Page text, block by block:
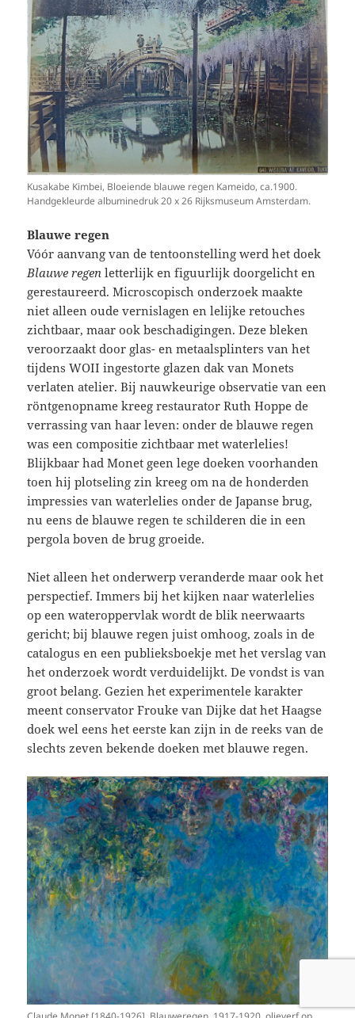
Kusakabe Kimbei, Bloeiende blauwe regen Kameido, ca.1900.
Handgekleurde albuminedruk 20 x 26 Rijksmuseum Amsterdam.
Blauwe regen
Vóór aanvang van de tentoonstelling werd het doek
Blauwe regen letterlijk en figuurlijk doorgelicht en
gerestaureerd. Microscopisch onderzoek maakte
niet alleen oude vernislagen en lelijke retouches
zichtbaar, maar ook beschadigingen. Deze bleken
veroorzaakt door glas- en metaalsplinters van het
tijdens WOII ingestorte glazen dak van Monets
verlaten atelier. Bij nauwkeurige observatie van een
röntgenopname kreeg restaurator Ruth Hoppe de
verrassing van haar leven: onder de blauwe regen
was een compositie zichtbaar met waterlelies!
Blijkbaar had Monet geen lege doeken voorhanden
toen hij plotseling zin kreeg om na de honderden
impressies van waterlelies onder de Japanse brug,
nu eens de blauwe regen te schilderen die in een
pergola boven de brug groeide.
Niet alleen het onderwerp veranderde maar ook het
perspectief. Immers bij het kijken naar waterlelies
op een wateroppervlak wordt de blik neerwaarts
gericht; bij blauwe regen juist omhoog, zoals in de
catalogus en een publieksboekje met het verslag van
het onderzoek wordt verduidelijkt. De vondst is van
groot belang. Gezien het experimentele karakter
meent conservator Frouke van Dijke dat het Haagse
doek wel eens het eerste kan zijn in de reeks van de
slechts zeven bekende doeken met blauwe regen.